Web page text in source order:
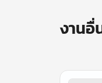
งานอื่